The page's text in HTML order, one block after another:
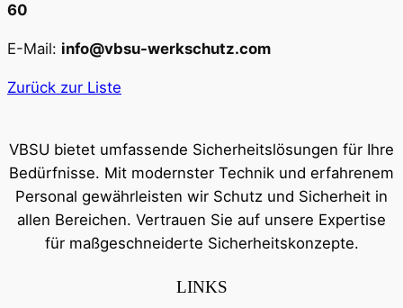
60
E-Mail: info@vbsu-werkschutz.com
Zurück zur Liste
VBSU bietet umfassende Sicherheitslösungen für Ihre
Bedürfnisse. Mit modernster Technik und erfahrenem
Personal gewährleisten wir Schutz und Sicherheit in
allen Bereichen. Vertrauen Sie auf unsere Expertise
für maßgeschneiderte Sicherheitskonzepte.
LINKS